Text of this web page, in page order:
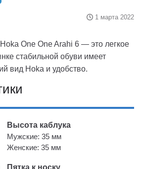
1 марта 2022
One One Arahi 6 — это легкое
стабильной обуви имеет
вид Hoka и удобство.
Высота каблука
Мужские: 35 мм
Женские: 35 мм
Пятка к носку